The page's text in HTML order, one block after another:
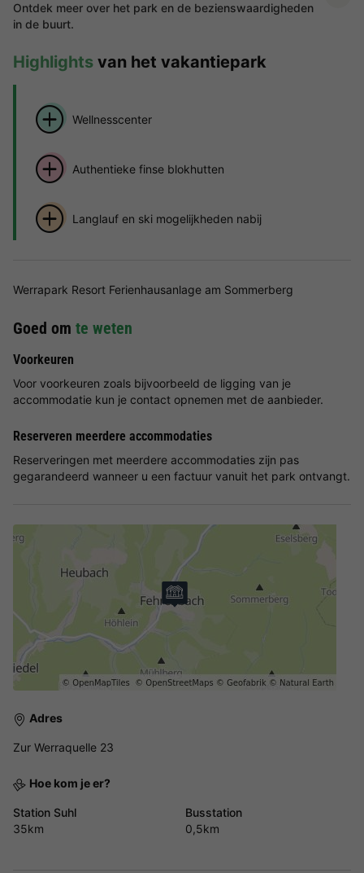
Ontdek meer over het park en de bezienswaardigheden
in de buurt.
Highlights van het vakantiepark
Wellnesscenter
Authentieke finse blokhutten
Langlauf en ski mogelijkheden nabij
Werrapark Resort Ferienhausanlage am Sommerberg
Goed om te weten
Voorkeuren
Voor voorkeuren zoals bijvoorbeeld de ligging van je
accommodatie kun je contact opnemen met de aanbieder.
Reserveren meerdere accommodaties
Reserveringen met meerdere accommodaties zijn pas
gegarandeerd wanneer u een factuur vanuit het park ontvangt.
Adres
Zur Werraquelle 23
Hoe kom je er?
Station Suhl
35km
Busstation
0,5km